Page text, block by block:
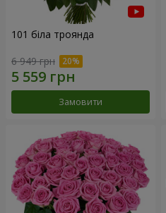
101 біла троянда
6 949 грн
Замовити